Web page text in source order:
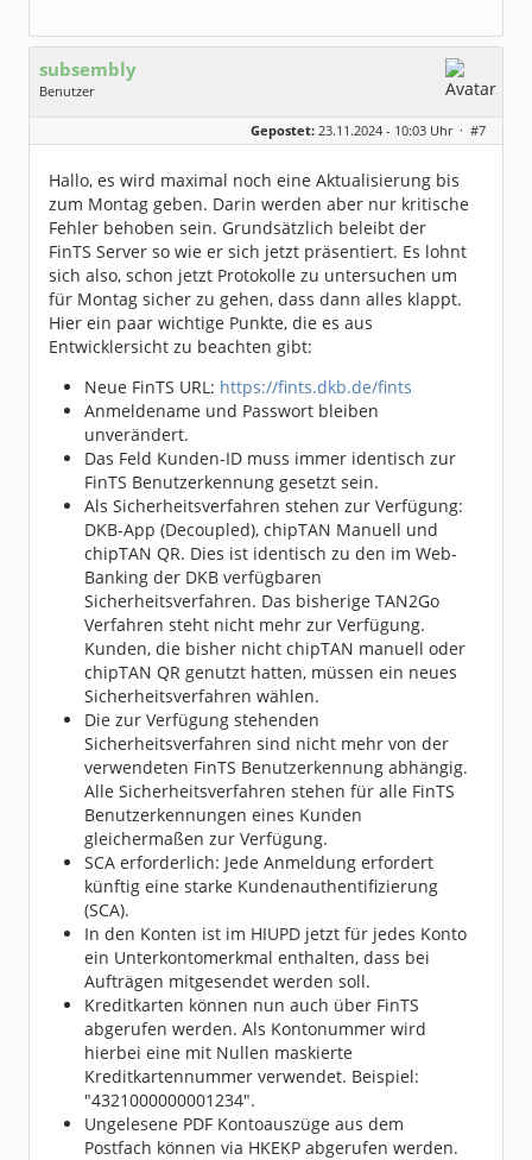
subsembly
Benutzer
Geschlecht:
keine Angabe
Homepage:
subsembly.com/
Dabei seit:
11 / 2004
Gepostet: 23.11.2024 - 10:03 Uhr · #7
Hallo, es wird maximal noch eine Aktualisierung bis
zum Montag geben. Darin werden aber nur kritische
Fehler behoben sein. Grundsätzlich beleibt der
FinTS Server so wie er sich jetzt präsentiert. Es lohnt
sich also, schon jetzt Protokolle zu untersuchen um
für Montag sicher zu gehen, dass dann alles klappt.
Hier ein paar wichtige Punkte, die es aus
Entwicklersicht zu beachten gibt:
Neue FinTS URL: https://fints.dkb.de/fints
Anmeldename und Passwort bleiben
unverändert.
Das Feld Kunden-ID muss immer identisch zur
FinTS Benutzerkennung gesetzt sein.
Als Sicherheitsverfahren stehen zur Verfügung:
DKB-App (Decoupled), chipTAN Manuell und
chipTAN QR. Dies ist identisch zu den im Web-
Banking der DKB verfügbaren
Sicherheitsverfahren. Das bisherige TAN2Go
Verfahren steht nicht mehr zur Verfügung.
Kunden, die bisher nicht chipTAN manuell oder
chipTAN QR genutzt hatten, müssen ein neues
Sicherheitsverfahren wählen.
Die zur Verfügung stehenden
Sicherheitsverfahren sind nicht mehr von der
verwendeten FinTS Benutzerkennung abhängig.
Alle Sicherheitsverfahren stehen für alle FinTS
Benutzerkennungen eines Kunden
gleichermaßen zur Verfügung.
SCA erforderlich: Jede Anmeldung erfordert
künftig eine starke Kundenauthentifizierung
(SCA).
In den Konten ist im HIUPD jetzt für jedes Konto
ein Unterkontomerkmal enthalten, dass bei
Aufträgen mitgesendet werden soll.
Kreditkarten können nun auch über FinTS
abgerufen werden. Als Kontonummer wird
hierbei eine mit Nullen maskierte
Kreditkartennummer verwendet. Beispiel:
"4321000000001234".
Ungelesene PDF Kontoauszüge aus dem
Postfach können via HKEKP abgerufen werden.